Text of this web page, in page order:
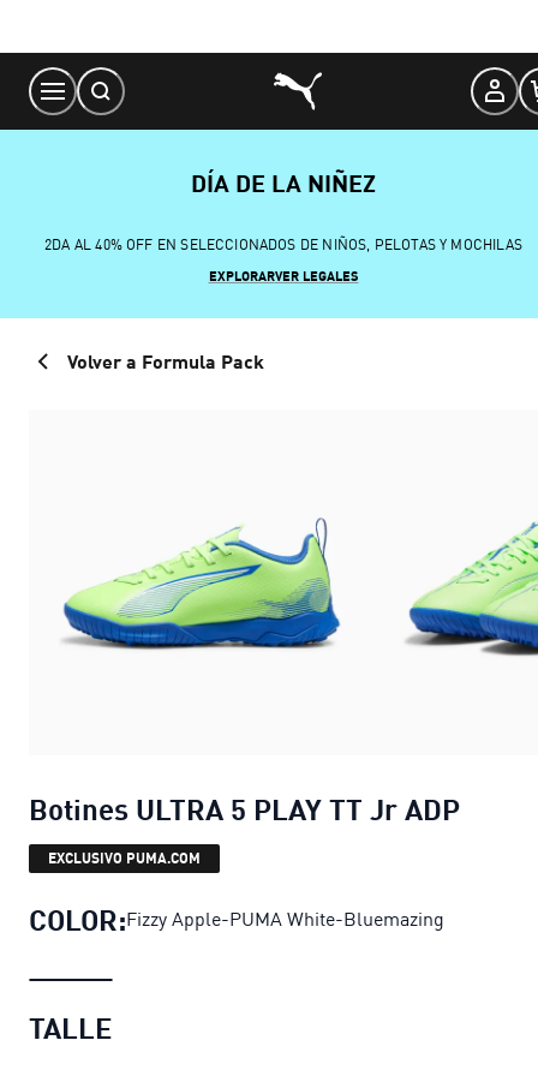
Content
DÍA DE LA NIÑEZ
2DA AL 40% OFF EN SELECCIONADOS DE NIÑOS, PELOTAS Y MOCHILAS
EXPLORARVER LEGALES
Volver a Formula Pack
Botines ULTRA 5 PLAY TT Jr ADP
EXCLUSIVO PUMA.COM
COLOR:Fizzy Apple-PUMA White-Bluemazing
TALLE